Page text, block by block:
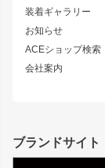
装着ギャラリー
お知らせ
ACEショップ検索
会社案内
180SX
シルエイティ
スズキ
GS350
SC
ジムニーパーツ
ホイール
MUD-S7
MUD-SR7
ボンネット
フェンダー
ブランドサイト